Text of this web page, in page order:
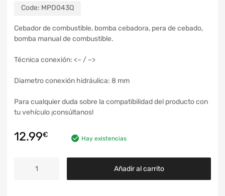
Code: MPD043Q
Cebador de combustible, bomba cebadora, pera de cebado,
bomba manual de combustible.
Técnica conexión: <– / –>
Diametro conexión hidráulica: 8 mm
Para cualquier duda sobre la compatibilidad del producto con
tu vehículo ¡consúltanos!
12.99€ Hay existencias
Añadir al carrito